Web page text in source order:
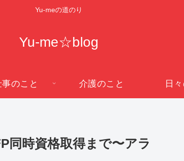
Yu-meの道のり
Yu-me☆blog
事のこと 介護のこと 日
同時資格取得まで〜アラ